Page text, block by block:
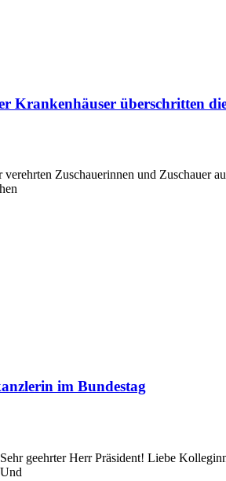
Krankenhäuser überschritten
verehrten Zuschauerinnen und
im Bundestag
geehrter Herr Präsident! Liebe